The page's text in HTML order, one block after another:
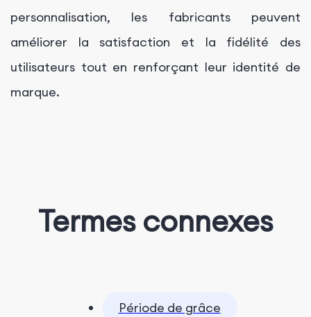
personnalisation, les fabricants peuvent
améliorer la satisfaction et la fidélité des
utilisateurs tout en renforçant leur identité de
marque.
Termes connexes
Période de grâce